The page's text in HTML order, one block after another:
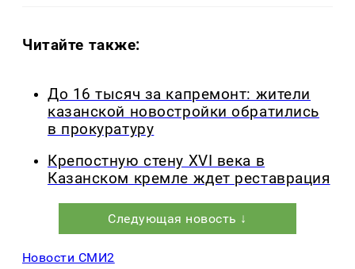
Читайте также:
До 16 тысяч за капремонт: жители
казанской новостройки обратились
в прокуратуру
Крепостную стену XVI века в
Казанском кремле ждет реставрация
Следующая новость ↓
Новости СМИ2